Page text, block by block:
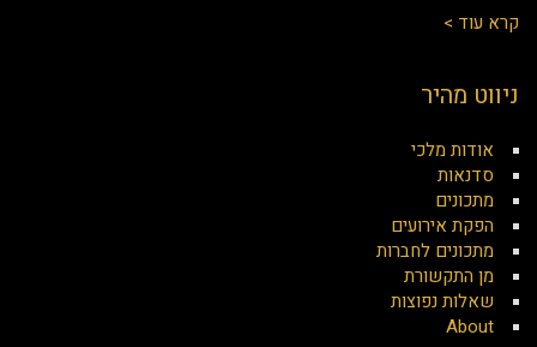
קרא עוד >
ניווט מהיר
אודות מלכי
סדנאות
מתכונים
הפקת אירועים
מתכונים לחברות
מן התקשורת
שאלות נפוצות
About